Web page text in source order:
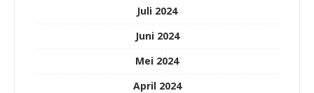
Juli 2024
Juni 2024
Mei 2024
April 2024